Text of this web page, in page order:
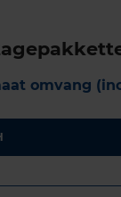
omvang